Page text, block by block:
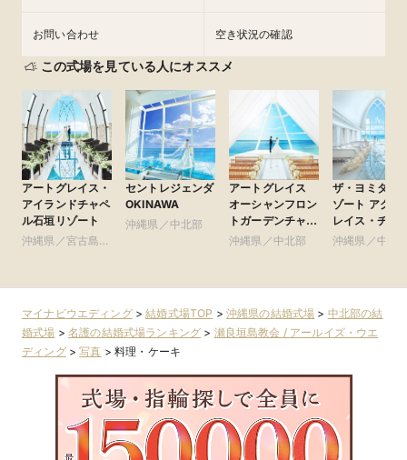
お問い合わせ 空き状況の確認
この式場を見ている人にオススメ
アートグレイス・
アイランドチャペ
ル石垣リゾート
沖縄県／宮古島・
セントレジェンダ
OKINAWA
沖縄県／中北部
アートグレイス
オーシャンフロン
トガーデンチャペ
ル 沖縄 ●ベスト
沖縄県／中北部
ザ・ヨミタン
ゾート アクア
レイス・チャ
/ ワタベウェ
沖縄県／中北
マイナビウエディング>結婚式場TOP > 沖縄県の結婚式場 > 中北部の結
婚式場 >名護の結婚式場ランキング > 瀬良垣島教会 / アールイズ・ウエ
ディング>写真 >料理・ケーキ